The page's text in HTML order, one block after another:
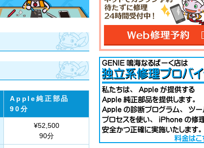
Apple純正部品
90分
¥52,500
90分